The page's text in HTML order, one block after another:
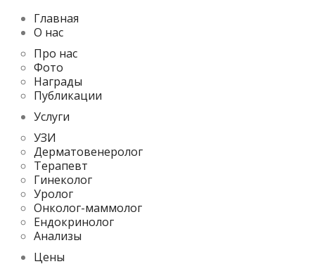
Главная
О нас
Про нас
Фото
Награды
Публикации
Услуги
УЗИ
Дерматовенеролог
Терапевт
Гинеколог
Уролог
Онколог-маммолог
Ендокринолог
Анализы
Цены